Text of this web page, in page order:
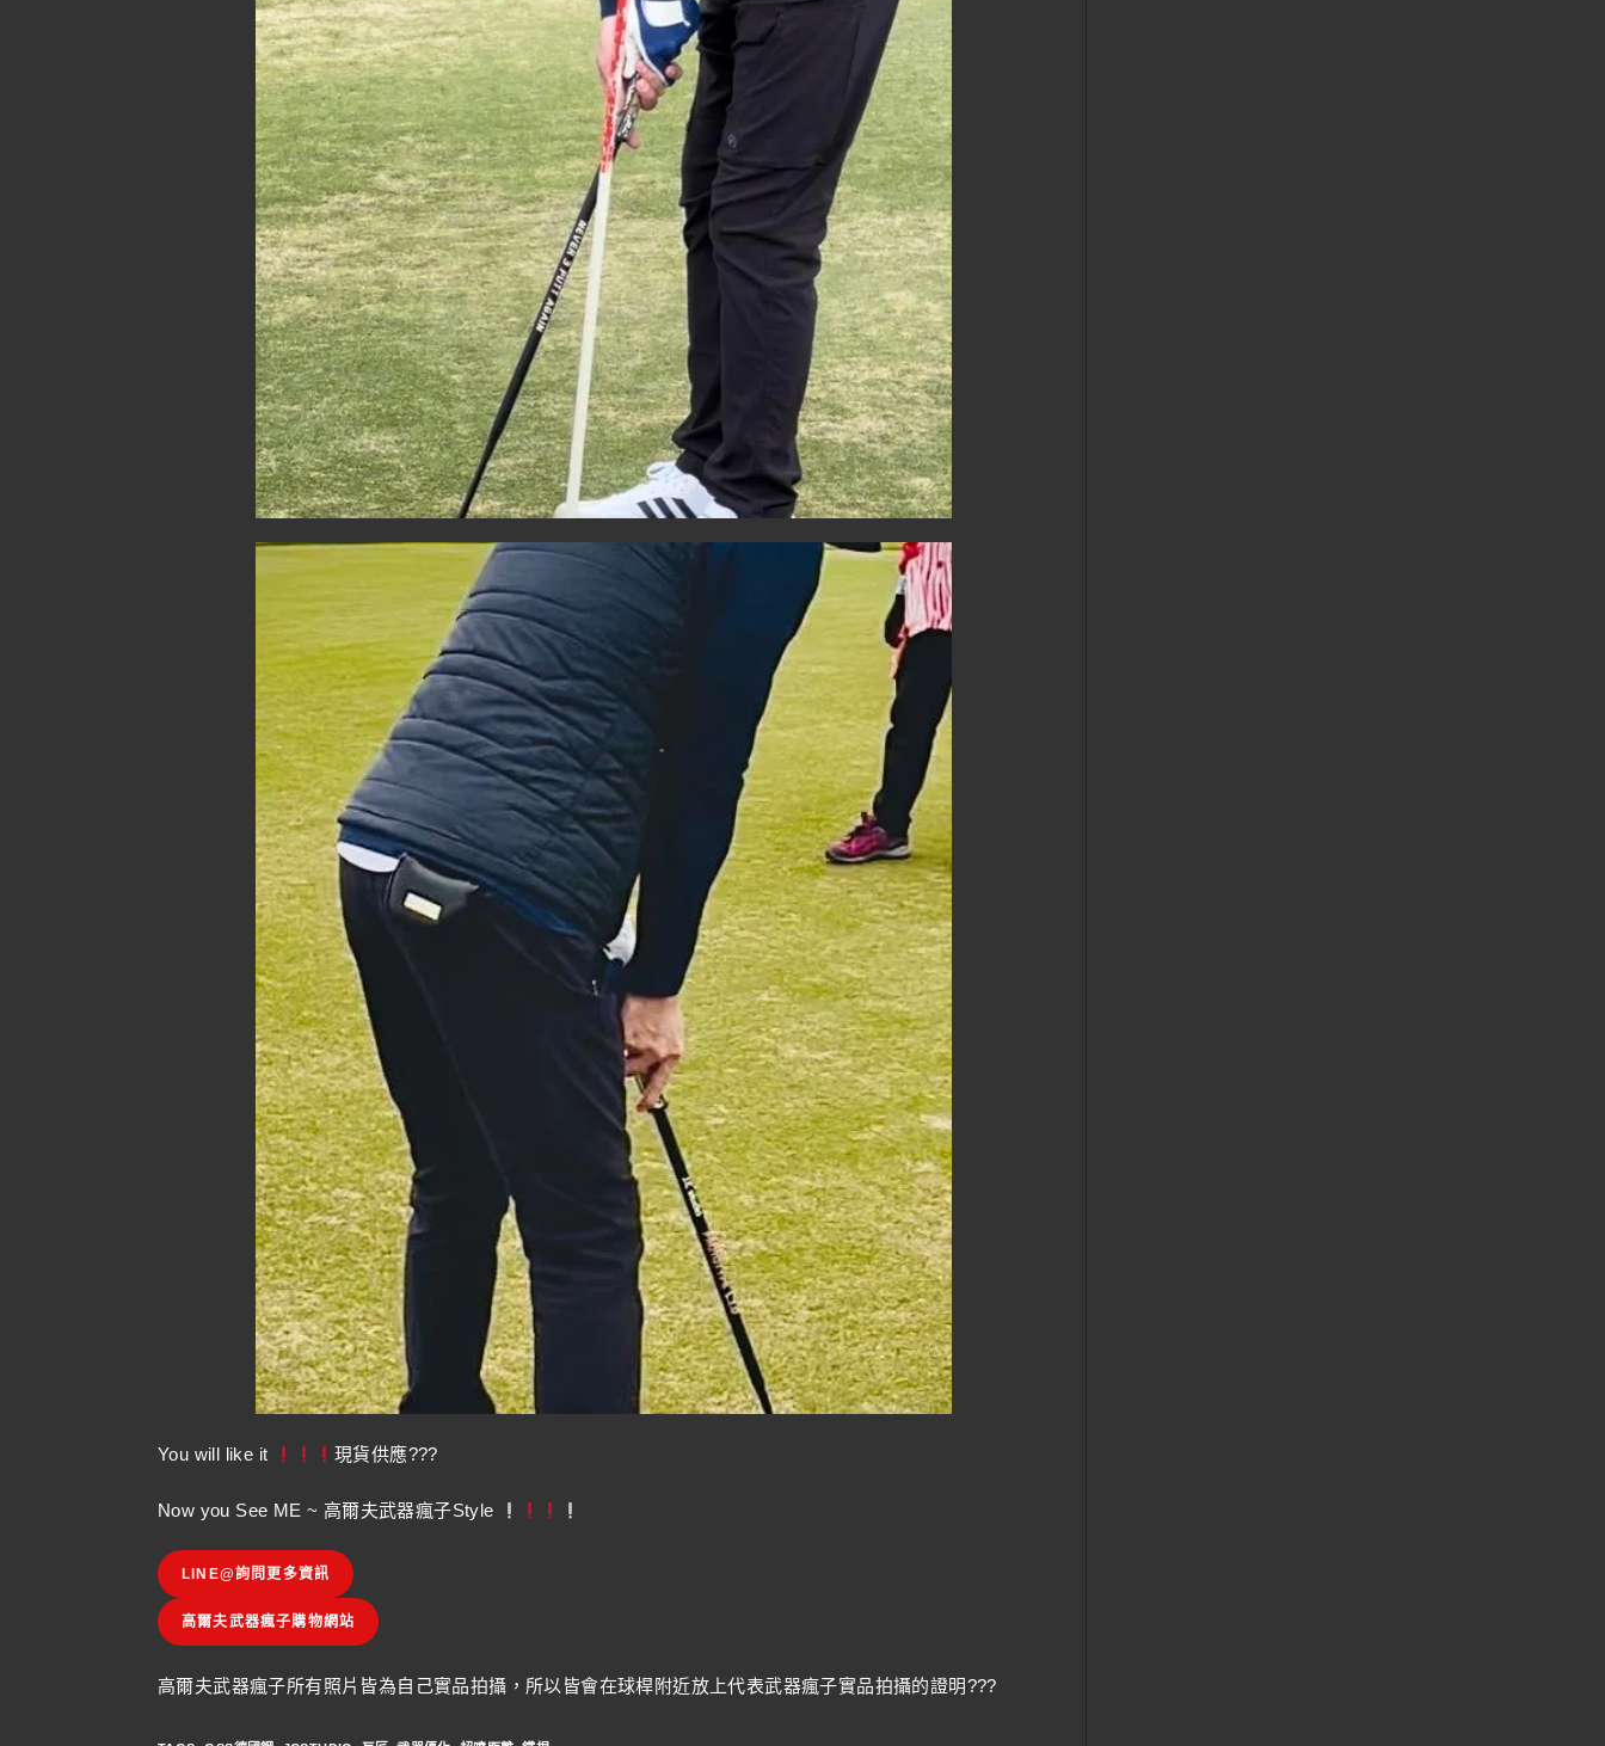
You will like it 現貨供應???
Now you See ME ~ 高爾夫武器瘋子Style
LINE@詢問更多資訊
高爾夫武器瘋子購物網站
高爾夫武器瘋子所有照片皆為自己實品拍攝，所以皆會在球桿附近放上代表武器瘋子實品拍攝的證明???